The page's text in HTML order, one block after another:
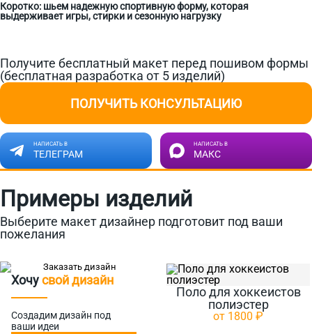
Коротко: шьем надежную спортивную форму, которая
выдерживает игры, стирки и сезонную нагрузку
Получите бесплатный макет перед пошивом формы
(бесплатная разработка от 5 изделий)
ПОЛУЧИТЬ КОНСУЛЬТАЦИЮ
НАПИСАТЬ В
ТЕЛЕГРАМ
НАПИСАТЬ В
МАКС
Примеры изделий
Выберите макет дизайнер подготовит под ваши
пожелания
Хочусвой дизайн
Создадим дизайн под
ваши идеи
Поло для хоккеистов
полиэстер
от 1800 ₽